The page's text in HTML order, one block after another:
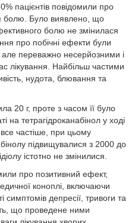
пацієнтів повідомили про
болю. Було виявлено, що
болю не змінилася
про побічні ефекти були
переважно несерйозними і
лікування. Найбільш частими
нудота, блювання та
20 г, проте з часом її було
на тетрагідроканабінол у ході
частіше, при цьому
підвищувалися з 2000 до
істотно не змінилися.
про позитивний ефект,
коноплі, включаючи
депресії, тривоги та
що проведене ними